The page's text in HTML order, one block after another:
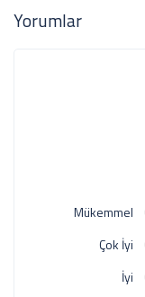
Yorumlar
Mükemmel
Çok İyi
İyi